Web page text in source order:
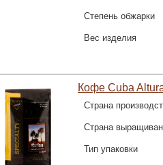
Степень обжарки
Вес изделия
Кофе Cuba
Страна
Страна
Тип упаковки